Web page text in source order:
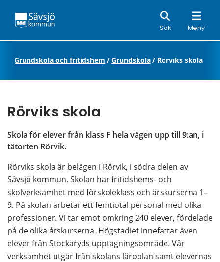
Sök Meny
Sök
Grundskola och fritidshem / Grundskola/ Rörviks skola
Rörviks skola
Skola för elever från klass F hela vägen upp till 9:an, i
tätorten Rörvik.
Rörviks skola är belägen i Rörvik, i södra delen av
Sävsjö kommun. Skolan har fritidshems- och
skolverksamhet med förskoleklass och årskurserna 1–
9. På skolan arbetar ett femtiotal personal med olika
professioner. Vi tar emot omkring 240 elever, fördelade
på de olika årskurserna. Högstadiet innefattar även
elever från Stockaryds upptagningsområde. Vår
verksamhet utgår från skolans läroplan samt elevernas